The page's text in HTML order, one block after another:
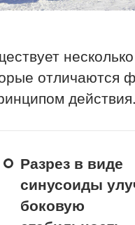
отличаются
действия.
Разрез в виде
синусоиды
боковую